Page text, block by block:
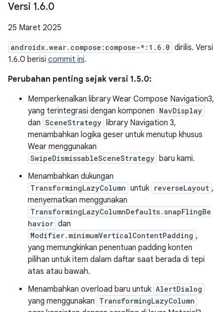
Versi 1.6.0
25 Maret 2025
androidx.wear.compose:compose-*:1.6.0 dirilis. Versi
1.6.0 berisi commit ini.
Perubahan penting sejak versi 1.5.0:
Memperkenalkan library Wear Compose Navigation3,
yang terintegrasi dengan komponen NavDisplay
dan SceneStrategy library Navigation 3,
menambahkan logika geser untuk menutup khusus
Wear menggunakan
SwipeDismissableSceneStrategy baru kami.
Menambahkan dukungan
TransformingLazyColumn untuk reverseLayout ,
menyematkan menggunakan
TransformingLazyColumnDefaults.snapFlingBe
havior dan
Modifier.minimumVerticalContentPadding ,
yang memungkinkan penentuan padding konten
pilihan untuk item dalam daftar saat berada di tepi
atas atau bawah.
Menambahkan overload baru untuk AlertDialog
yang menggunakan TransformingLazyColumn